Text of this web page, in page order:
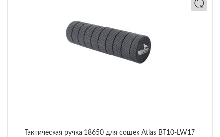
Тактическая ручка 18650 для сошек Atlas BT10-LW17